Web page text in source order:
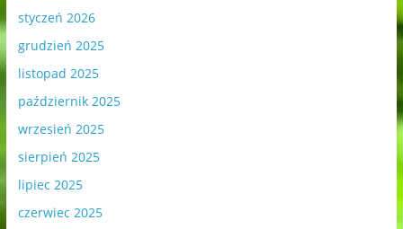
styczeń 2026
grudzień 2025
listopad 2025
październik 2025
wrzesień 2025
sierpień 2025
lipiec 2025
czerwiec 2025